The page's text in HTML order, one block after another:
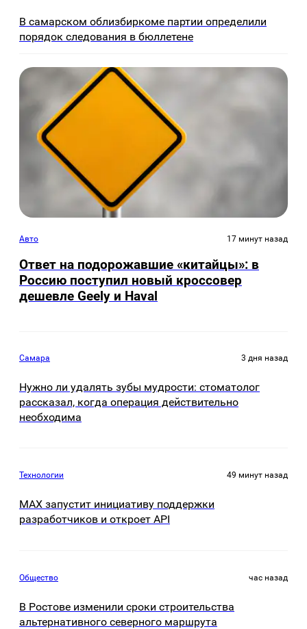
В самарском облизбиркоме партии определили
порядок следования в бюллетене
Авто 17 минут назад
Ответ на подорожавшие «китайцы»: в
Россию поступил новый кроссовер
дешевле Geely и Haval
Самара 3 дня назад
Нужно ли удалять зубы мудрости: стоматолог
рассказал, когда операция действительно
необходима
Технологии 49 минут назад
MAX запустит инициативу поддержки
разработчиков и откроет API
Общество час назад
В Ростове изменили сроки строительства
альтернативного северного маршрута